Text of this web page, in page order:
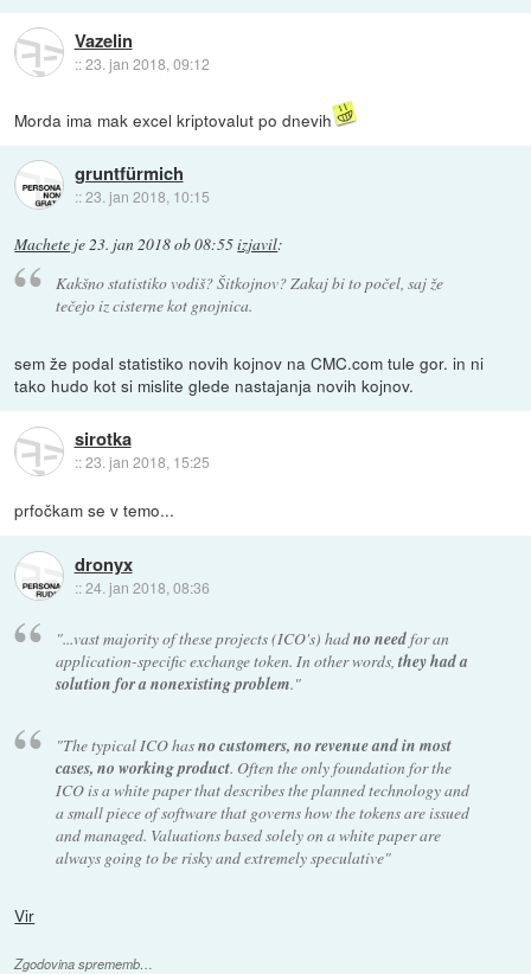
Vazelin
::23. jan 2018, 09:12
Morda ima mak excel kriptovalut po dnevih
gruntfürmich
::23. jan 2018, 10:15
Machete je23. jan 2018 ob 08:55izjavil:
Kakšno statistiko vodiš? Šitkojnov? Zakaj bi to počel, saj že
tečejo iz cisterne kot gnojnica.
sem že podal statistiko novih kojnov na CMC.com tule gor. in ni
tako hudo kot si mislite glede nastajanja novih kojnov.
sirotka
::23. jan 2018, 15:25
prfočkam se v temo...
dronyx
::24. jan 2018, 08:36
"...vast majority of these projects (ICO's) hadno needfor an
application-specific exchange token. In other words, they had a
solution for a nonexisting problem."
"The typical ICO hasno customers, no revenue and in most
cases, no working product. Often the only foundation for the
ICO is a white paper that describes the planned technology and
a small piece of software that governs how the tokens are issued
and managed. Valuations based solely on a white paper are
always going to be risky and extremely speculative"
Vir
Zgodovina sprememb…